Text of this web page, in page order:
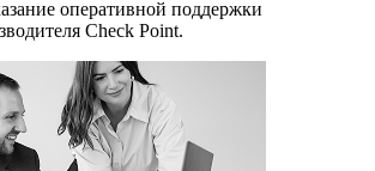
оперативной поддержки
Check Point.